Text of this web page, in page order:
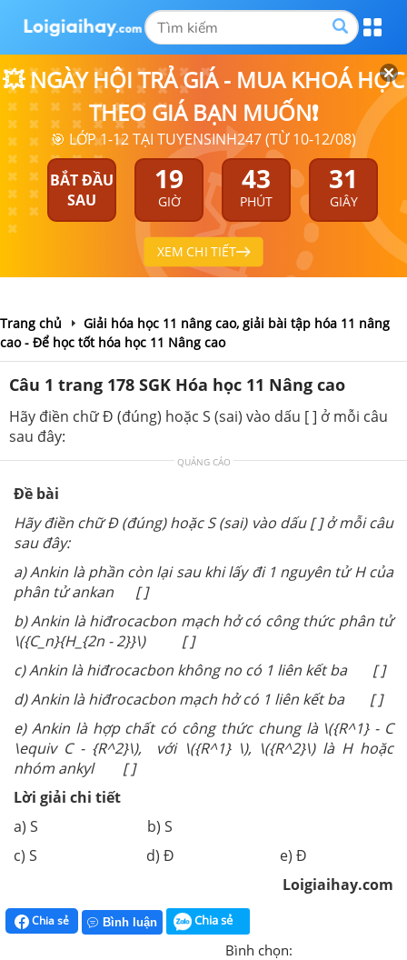
💥 NGÀY HỘI TRẢ GIÁ - MUA KHOÁ HỌC
THEO GIÁ BẠN MUỐN❗
🎯 LỚP 1-12 TẠI TUYENSINH247 (TỪ 10-12/08)
BẮT ĐẦU
SAU
19
GIỜ
43
PHÚT
31
GIÂY
XEM CHI TIẾT
Trang chủ
Giải hóa học 11 nâng cao, giải bài tập hóa 11 nâng
cao - Để học tốt hóa học 11 Nâng cao
Câu 1 trang 178 SGK Hóa học 11 Nâng cao
Hãy điền chữ Đ (đúng) hoặc S (sai) vào dấu [ ] ở mỗi câu
sau đây:
QUẢNG CÁO
Đề bài
Hãy điền chữ Đ (đúng) hoặc S (sai) vào dấu [ ] ở mỗi câu
sau đây:
a) Ankin là phần còn lại sau khi lấy đi 1 nguyên tử H của
phân tử ankan [ ]
b) Ankin là hiđrocacbon mạch hở có công thức phân tử
\({C_n}{H_{2n - 2}}\) [ ]
c) Ankin là hiđrocacbon không no có 1 liên kết ba [ ]
d) Ankin là hiđrocacbon mạch hở có 1 liên kết ba [ ]
e) Ankin là hợp chất có công thức chung là \({R^1} - C
\equiv C - {R^2}\), với \({R^1} \), \({R^2}\) là H hoặc
nhóm ankyl [ ]
Lời giải chi tiết
a) S b) S
c) S d) Đ e) Đ
Loigiaihay.com
Chia sẻ Bình luận Chia sẻ
Bình chọn: